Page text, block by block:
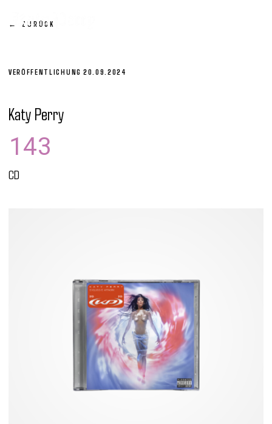
InhaltZURÜCK
VERÖFFENTLICHUNG 20.09.2024
Katy Perry
143
CD